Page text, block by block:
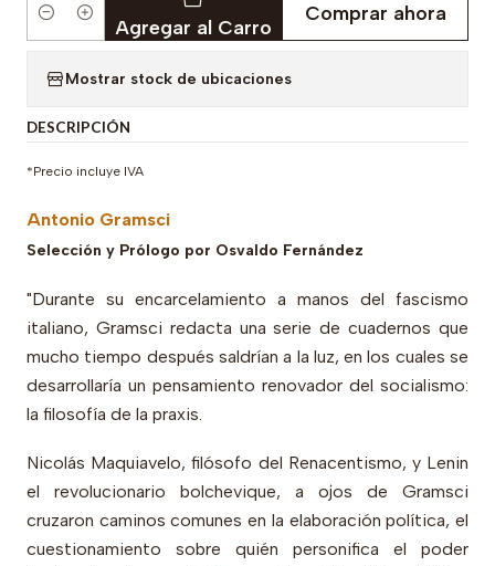
Cantidad Agregar al Carro
Comprar ahora
Mostrar stock de ubicaciones
DESCRIPCIÓN
*Precio incluye IVA
Antonio Gramsci
Selección y Prólogo por Osvaldo Fernández
"Durante su encarcelamiento a manos del fascismo
italiano, Gramsci redacta una serie de cuadernos que
mucho tiempo después saldrían a la luz, en los cuales se
desarrollaría un pensamiento renovador del socialismo:
la filosofía de la praxis.
Nicolás Maquiavelo, filósofo del Renacentismo, y Lenin
el revolucionario bolchevique, a ojos de Gramsci
cruzaron caminos comunes en la elaboración política, el
cuestionamiento sobre quién personifica el poder